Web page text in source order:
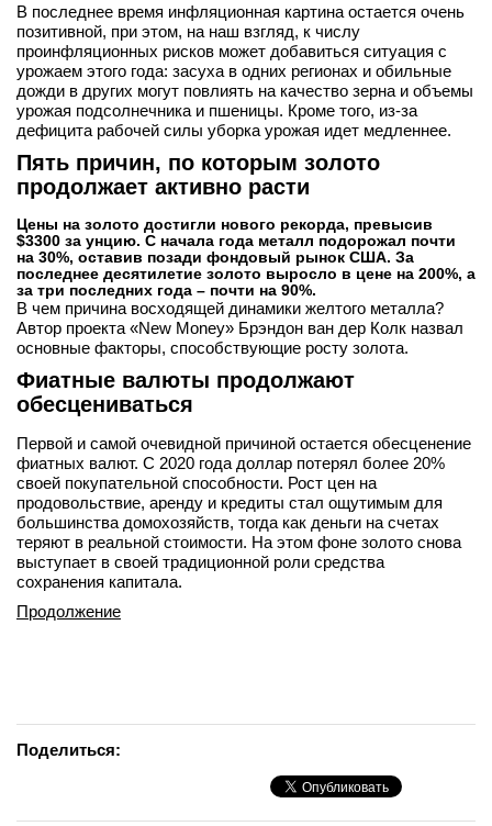
В последнее время инфляционная картина остается очень
позитивной, при этом, на наш взгляд, к числу
проинфляционных рисков может добавиться ситуация с
урожаем этого года: засуха в одних регионах и обильные
дожди в других могут повлиять на качество зерна и объемы
урожая подсолнечника и пшеницы. Кроме того, из-за
дефицита рабочей силы уборка урожая идет медленнее.
Пять причин, по которым золото
продолжает активно расти
Цены на золото достигли нового рекорда, превысив
$3300 за унцию. С начала года металл подорожал почти
на 30%, оставив позади фондовый рынок США. За
последнее десятилетие золото выросло в цене на 200%, а
за три последних года – почти на 90%.
В чем причина восходящей динамики желтого металла?
Автор проекта «New Money» Брэндон ван дер Колк назвал
основные факторы, способствующие росту золота.
Фиатные валюты продолжают
обесцениваться
Первой и самой очевидной причиной остается обесценение
фиатных валют. С 2020 года доллар потерял более 20%
своей покупательной способности. Рост цен на
продовольствие, аренду и кредиты стал ощутимым для
большинства домохозяйств, тогда как деньги на счетах
теряют в реальной стоимости. На этом фоне золото снова
выступает в своей традиционной роли средства
сохранения капитала.
Продолжение
Поделиться: